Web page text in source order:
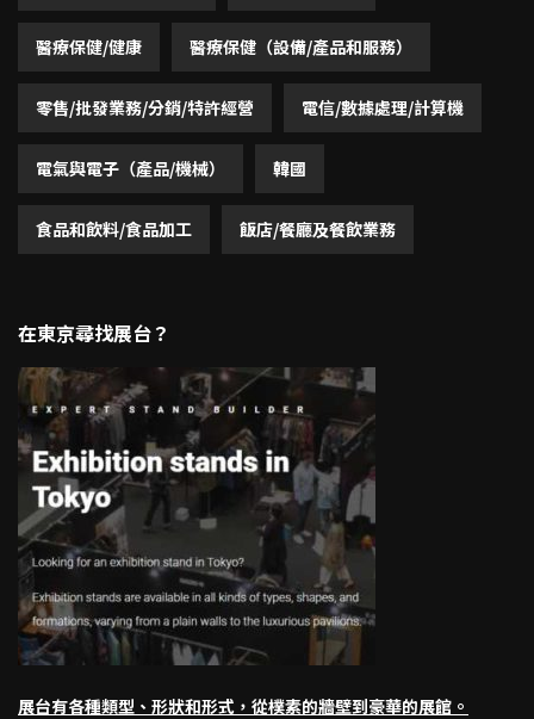
醫療保健/健康 醫療保健（設備/產品和服務）
零售/批發業務/分銷/特許經營 電信/數據處理/計算機
電氣與電子（產品/機械） 韓國
食品和飲料/食品加工 飯店/餐廳及餐飲業務
在東京尋找展台？
展台有各種類型、形狀和形式，從樸素的牆壁到豪華的展館。